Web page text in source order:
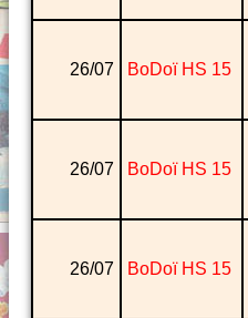
26/07 BoDoï HS 15
26/07 BoDoï HS 15
26/07 BoDoï HS 15